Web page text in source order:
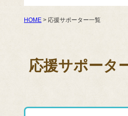
HOME > 応援サポーター一覧
応援サポータ